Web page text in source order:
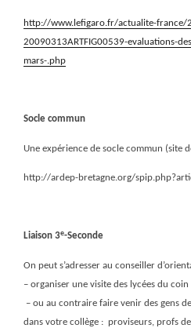
http://www.lefigaro.fr/actualite-
20090313ARTFIG00539-evaluations-
mars-.php
Socle commun
Une expérience de socle commun (site
http://ardep-bretagne.org/
Liaison 3e-Seconde
On peut s’adresser au conseiller
– organiser une visite des lycées du
– ou au contraire faire venir des gens
dans votre collège : proviseurs, profs